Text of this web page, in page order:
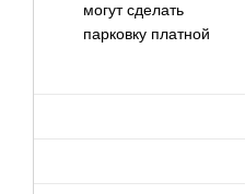
могут сделать
парковку платной